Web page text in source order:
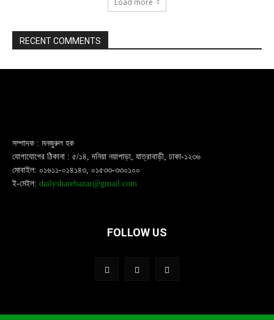
RECENT COMMENTS
সম্পাদক : মনজুরুল হক
যোগাযোগের ঠিকানা : ৫/১৪, দনিয়া নয়াপাড়া, যাত্রাবাড়ী, ঢাকা-১২৩৬
মোবাইল: ০১৬১১-০১৪১৪৩, ০১৫৩৩-৩৩০১০০
ই-মেইল: dailysharebazar@gmail.com
FOLLOW US